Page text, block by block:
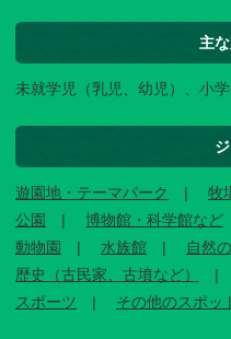
主
未就学児（乳児、幼児）、小
遊園地・テーマパーク 牧
公園
博物館・科学館など
動物園
水族館 自然
歴史（古民家、古墳など）
スポーツ
その他のスポッ